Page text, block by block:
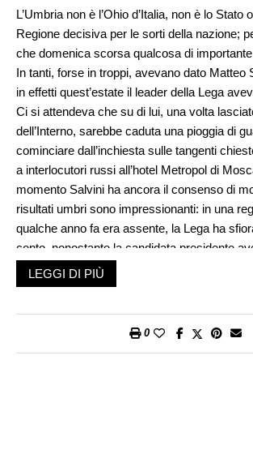
L’Umbria non è l’Ohio d’Italia, non è lo Stato
Regione decisiva per le sorti della nazione;
che domenica scorsa qualcosa di
In tanti, forse in troppi, avevano dato Matteo
in effetti quest’estate il leader della Lega
Ci si attendeva che su di lui, una volta
dell’Interno, sarebbe caduta una pioggia di
cominciare dall’inchiesta sulle tangenti
a interlocutori russi all’hotel Metropol di
momento Salvini ha ancora il consenso di
risultati umbri sono impressionanti: in una
qualche anno fa era assente, la Lega ha
cento, nonostante la candidata presidente
una propria lista. Certo, gli scandali che
precedente giunta di sinistra hanno senz’altro
Per la prima volta il partito democratico e il
LEGGI DI PIÙ
0